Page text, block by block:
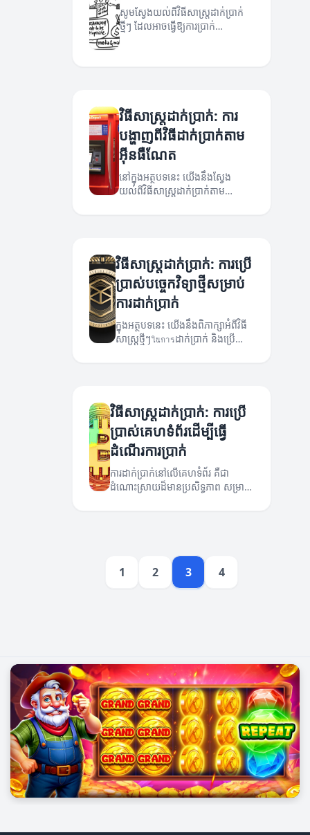
សូមស្វែងយល់ពីវិធីសាស្ត្រដាក់ប្រាក់
ថ្មីៗ ដែលអាចធ្វើឱ្យការប្រាក់
វិធីសាស្ត្រដាក់ប្រាក់: ការ
បង្ហាញពីវិធីដាក់ប្រាក់តាម
អ៊ីនធឺណែត
នៅក្នុងអត្ថបទនេះ យើងនឹងស្វែង
យល់ពីវិធីសាស្ត្រដាក់ប្រាក់តាម
វិធីសាស្ត្រដាក់ប្រាក់: ការប្រើ
ប្រាស់បច្ចេកវិទ្យាថ្មីសម្រាប់
ការដាក់ប្រាក់
ក្នុងអត្ថបទនេះ យើងនឹងពិភាក្សាអំពីវិធី
សាស្ត្រថ្មីៗในการដាក់ប្រាក់ និងប្រើ
វិធីសាស្ត្រដាក់ប្រាក់: ការប្រើ
ប្រាស់គេហទំព័រដើម្បីធ្វើ
ដំណើរការប្រាក់
ការដាក់ប្រាក់នៅលើគេហទំព័រ គឺជា
ដំណោះស្រាយដ៏មានប្រសិទ្ធភាព សម្រាប់
1 2 3 4